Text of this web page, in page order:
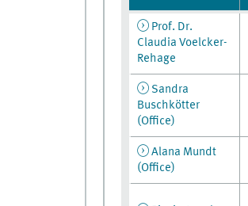
Prof. Dr.
Claudia Voelcker-
Rehage
Sandra
Buschkötter
(Office)
Alana Mundt
(Office)